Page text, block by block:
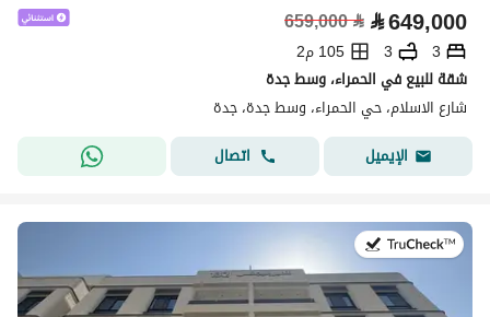
⃁649,000
⃁
659,000
3
3
105 م2
شقة للبيع في الحمراء، وسط جدة
شارع الاسلام، حي الحمراء، وسط جدة، جدة
الإيميل
اتصال